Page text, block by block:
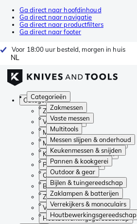
Ga direct naar hoofdinhoud
Ga direct naar navigatie
Ga direct naar productfilters
Ga direct naar footer
Voor 18:00 uur besteld, morgen in huis
NL
Categorieën
Zakmessen
Vaste messen
Multitools
Messen slijpen & onderhoud
Keukenmessen & snijden
Pannen & kookgerei
Outdoor & gear
Bijlen & tuingereedschap
Zaklampen & batterijen
Verrekijkers & monoculairs
Houtbewerkingsgereedschap
Categorieën
Zakmessen
Vaste messen
Multitools
Messen slijpen & onderhoud
Keukenmessen & snijden
Pannen & kookgerei
Outdoor & gear
Bijlen & tuingereedschap
Zaklampen & batterijen
Verrekijkers & monoculairs
Houtbewerkingsgereedschap